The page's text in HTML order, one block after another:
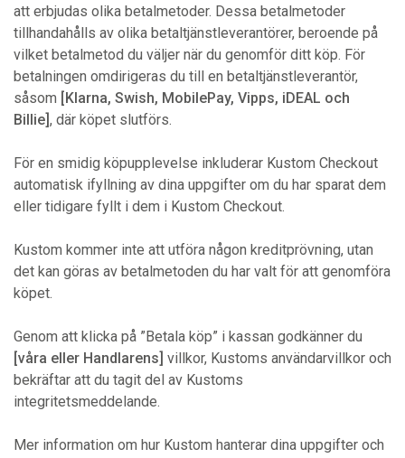
att erbjudas olika betalmetoder. Dessa betalmetoder
tillhandahålls av olika betaltjänstleverantörer, beroende på
vilket betalmetod du väljer när du genomför ditt köp. För
betalningen omdirigeras du till en betaltjänstleverantör,
såsom [Klarna, Swish, MobilePay, Vipps, iDEAL och
Billie], där köpet slutförs.
För en smidig köpupplevelse inkluderar Kustom Checkout
automatisk ifyllning av dina uppgifter om du har sparat dem
eller tidigare fyllt i dem i Kustom Checkout.
Kustom kommer inte att utföra någon kreditprövning, utan
det kan göras av betalmetoden du har valt för att genomföra
köpet.
Genom att klicka på ”Betala köp” i kassan godkänner du
[våra eller Handlarens] villkor, Kustoms användarvillkor och
bekräftar att du tagit del av Kustoms
integritetsmeddelande.
Mer information om hur Kustom hanterar dina uppgifter och